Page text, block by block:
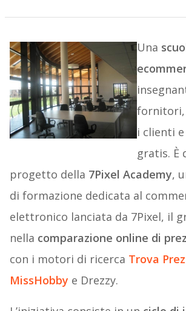
Una
fornitori,
i clienti
gratis. È
progetto della 7Pixel Academy,
di formazione dedicata al
elettronico lanciata da 7Pixel, il
nella comparazione online di
con i motori di ricerca Trova
MissHobby e Drezzy.